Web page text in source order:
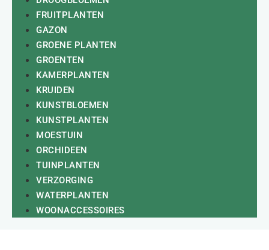
FRUITPLANTEN
GAZON
GROENE PLANTEN
GROENTEN
KAMERPLANTEN
KRUIDEN
KUNSTBLOEMEN
KUNSTPLANTEN
MOESTUIN
ORCHIDEEN
TUINPLANTEN
VERZORGING
WATERPLANTEN
WOONACCESSOIRES